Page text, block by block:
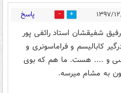
6 پاسخ
شفیقشان استاد رائفی پور
کابالیسم و فراماسونری و
و .... هست. ما هم که بوی
به مشام میرسه.